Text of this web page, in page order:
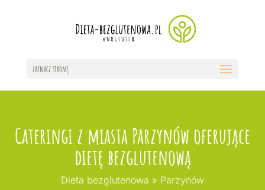
Zaznacz stronę
Cateringi z miasta Parzynów oferujące
dietę bezglutenową
Dieta bezglutenowa » Parzynów